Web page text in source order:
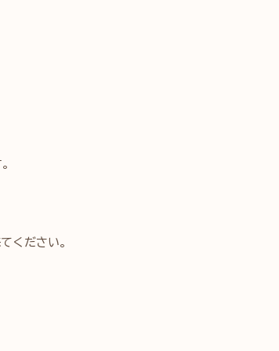
ください。